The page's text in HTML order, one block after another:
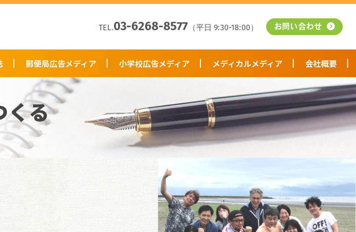
TEL.03-6268-8577 （平日 9:30-18:00） お問い合わせ
郵便局広告メディア 小学校広告メディア メディカルメディア 会社概要
くる